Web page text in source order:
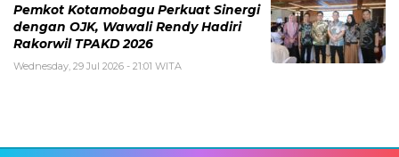
Pemkot Kotamobagu Perkuat Sinergi
dengan OJK, Wawali Rendy Hadiri
Rakorwil TPAKD 2026
Wednesday, 29 Jul 2026 - 21:01 WITA